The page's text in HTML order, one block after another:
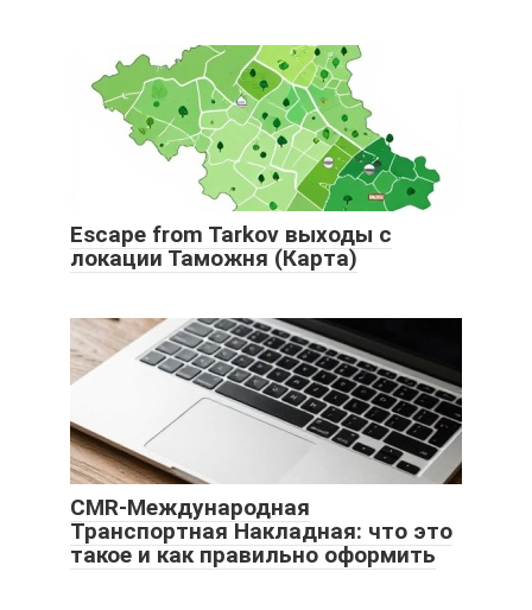
Escape from Tarkov выходы с
локации Таможня (Карта)
CMR-Международная
Транспортная Накладная: что это
такое и как правильно оформить